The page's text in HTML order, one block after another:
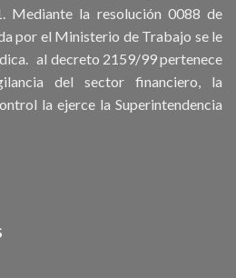
Mediante la resolución 0088 de
por el Ministerio de Trabajo se le
al decreto 2159/99 pertenece
del sector financiero, la
la ejerce la Superintendencia